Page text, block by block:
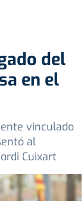
del
en el
vinculado
al
Cuixart